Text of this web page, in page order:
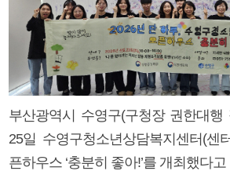
부산광역시 수영구(구청장 권한대행
25일 수영구청소년상담복지센터(센
픈하우스 ‘충분히 좋아!’를 개최했다